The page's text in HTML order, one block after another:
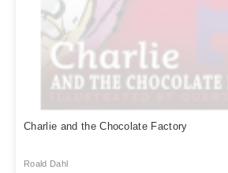
Charlie and the Chocolate Factory
Roald Dahl